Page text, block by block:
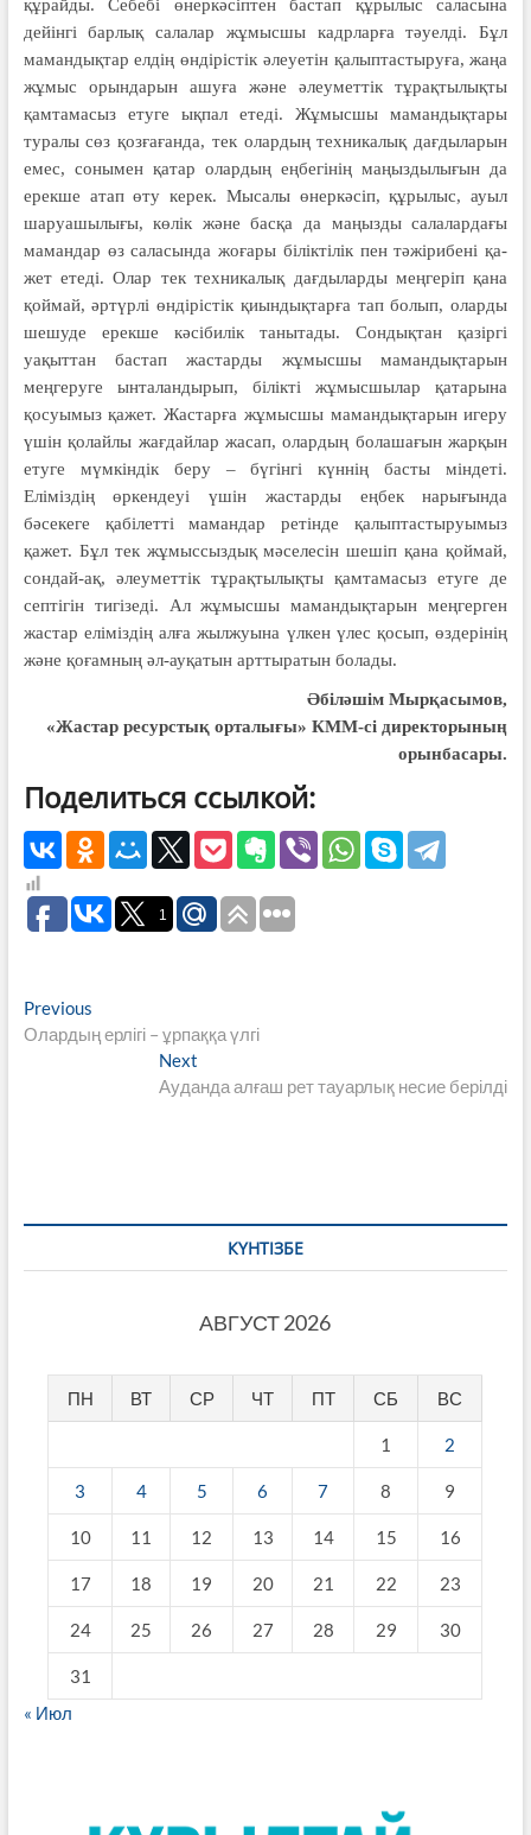
құрайды. Себебі өнеркәсіптен бастап құрылыс саласына
дейінгі барлық салалар жұмысшы кадрларға тәуелді. Бұл
мамандықтар елдің өндірістік әлеуетін қалыптастыруға, жаңа
жұмыс орындарын ашуға және әлеуметтік тұрақтылықты
қамтамасыз етуге ықпал етеді. Жұмысшы маман­дықтары
туралы сөз қозғағанда, тек олардың техникалық дағдыларын
емес, сонымен қатар олардың еңбе­гінің маңыздылығын да
ерекше атап өту керек. Мысалы өнеркәсіп, құрылыс, ауыл
шаруашылығы, көлік және басқа да маңызды салалар­дағы
мамандар өз саласында жо­ғары біліктілік пен тәжірибені қа­
жет етеді. Олар тек техникалық дағ­ды­ларды меңгеріп қана
қоймай, әр­түрлі өндірістік қиындықтарға тап болып, оларды
шешуде ерекше кәсіби­лік танытады. Сондықтан қа­зіргі
уақыттан бастап жастарды жұ­мыс­шы мамандықтарын
меңгеруге ынталандырып, білікті жұмысшылар қатарына
қосуымыз қажет. Жастарға жұмысшы мамандықтарын игеру
үшін қолайлы жағдайлар жасап, олардың болашағын жарқын
етуге мүмкіндік беру – бүгінгі күннің басты міндеті.
Еліміздің өркендеуі үшін жастарды еңбек нарығында
бәсекеге қабілетті мамандар ретінде қалыптастыруымыз
қажет. Бұл тек жұмыссыздық мәселесін шешіп қана қоймай,
сондай-ақ, әлеуметтік тұрақтылықты қамтамасыз етуге де
септігін тигізеді. Ал жұмысшы мамандықтарын меңгерген
жастар еліміздің алға жылжуына үлкен үлес қосып, өздерінің
және қоғамның әл-ауқатын арттыратын болады.
Әбіләшім Мырқасымов,
«Жастар ресурстық орталығы» КММ-сі директорының
орынбасары.
Поделиться ссылкой:
1
Навигация
по
PreviousPrevious
post:
Олардың ерлігі – ұрпаққа үлгі
Next
post:
Ауданда алғаш рет тауарлық несие берілді
КҮНТІЗБЕ
АВГУСТ 2026
ПН ВТ СР ЧТ ПТ СБ ВС
1 2
3 4 5 6 7 8 9
10 11 12 13 14 15 16
17 18 19 20 21 22 23
24 25 26 27 28 29 30
31
« Июл